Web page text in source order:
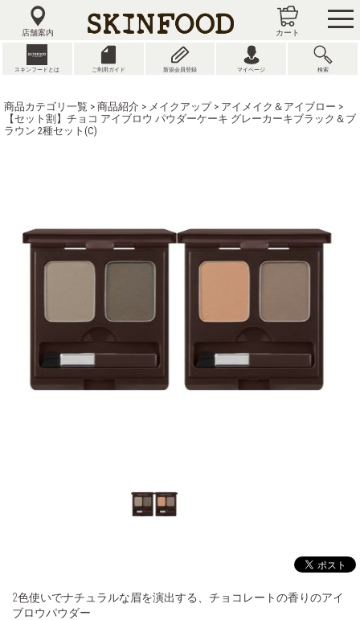
店舗案内 カート
スキンフードとは ご利用ガイド 新規会員登録 マイページ 検索
商品カテゴリ一覧 > 商品紹介 > メイクアップ> アイメイク＆アイブロー >
【セット割】チョコ アイブロウ パウダーケーキ グレーカーキブラック＆ブ
ラウン 2種セット(C)
2色使いでナチュラルな眉を演出する、チョコレートの香りのアイ
ブロウパウダー